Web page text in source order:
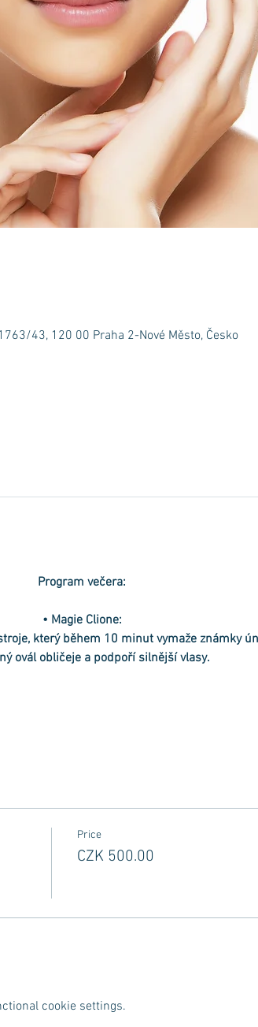
43, 120 00 Praha 2-Nové Město, Česko
Program večera:
• Magie Clione:
který během 10 minut vymaže známky
ovál obličeje a podpoří silnější vlasy.
Price
CZK 500.00
cookie settings.